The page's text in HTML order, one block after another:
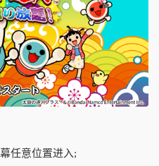
任意位置进入;